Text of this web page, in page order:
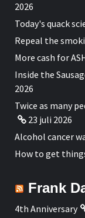
2026
Today's quack
Repeal the
More cash for
Inside the
2026
Twice as many
23 juli 2026
Alcohol cancer
How to get
Frank
4th Anniversary